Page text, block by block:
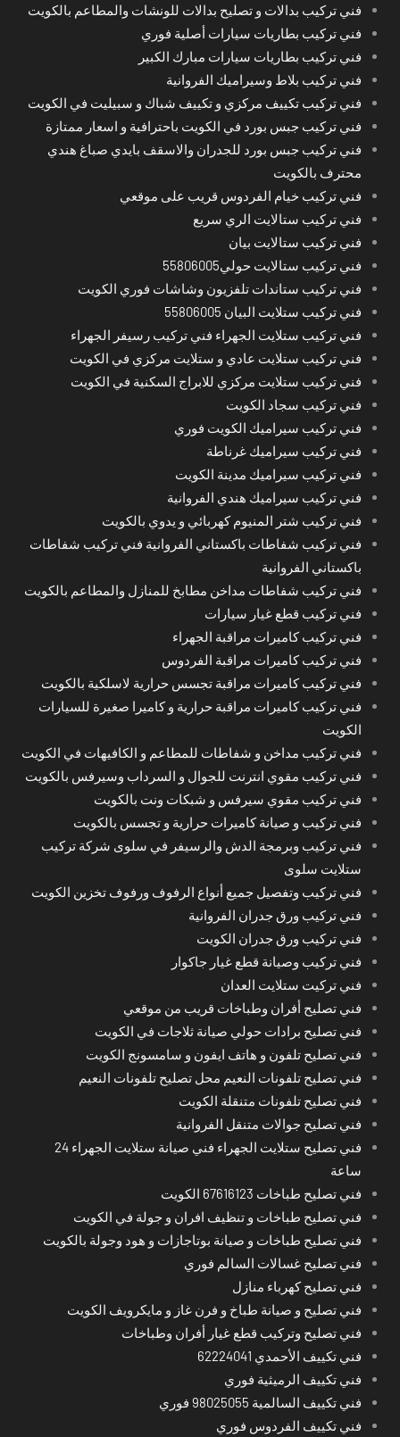
فني تركيب بدالات و تصليح بدالات للونشات والمطاعم بالكويت
فني تركيب بطاريات سيارات أصلية فوري
فني تركيب بطاريات سيارات مبارك الكبير
فني تركيب بلاط وسيراميك الفروانية
فني تركيب تكييف مركزي و تكييف شباك و سبيليت في الكويت
فني تركيب جبس بورد في الكويت باحترافية و اسعار ممتازة
فني تركيب جبس بورد للجدران والاسقف بايدي صباغ هندي
محترف بالكويت
فني تركيب خيام الفردوس قريب على موقعي
فني تركيب ستالايت الري سريع
فني تركيب ستالايت بيان
فني تركيب ستالايت حولي55806005
فني تركيب ستاندات تلفزيون وشاشات فوري الكويت
فني تركيب ستلايت البيان 55806005
فني تركيب ستلايت الجهراء فني تركيب رسيفر الجهراء
فني تركيب ستلايت عادي و ستلايت مركزي في الكويت
فني تركيب ستلايت مركزي للابراج السكنية في الكويت
فني تركيب سجاد الكويت
فني تركيب سيراميك الكويت فوري
فني تركيب سيراميك غرناطة
فني تركيب سيراميك مدينة الكويت
فني تركيب سيراميك هندي الفروانية
فني تركيب شتر المنيوم كهربائي و يدوي بالكويت
فني تركيب شفاطات باكستاني الفروانية فني تركيب شفاطات
باكستاني الفروانية
فني تركيب شفاطات مداخن مطابخ للمنازل والمطاعم بالكويت
فني تركيب قطع غيار سيارات
فني تركيب كاميرات مراقبة الجهراء
فني تركيب كاميرات مراقبة الفردوس
فني تركيب كاميرات مراقبة تجسس حرارية لاسلكية بالكويت
فني تركيب كاميرات مراقبة حرارية و كاميرا صغيرة للسيارات
الكويت
فني تركيب مداخن و شفاطات للمطاعم و الكافيهات في الكويت
فني تركيب مقوي انترنت للجوال و السرداب وسيرفس بالكويت
فني تركيب مقوي سيرفس و شبكات ونت بالكويت
فني تركيب و صيانة كاميرات حرارية و تجسس بالكويت
فني تركيب وبرمجة الدش والرسيفر في سلوى شركة تركيب
ستلايت سلوى
فني تركيب وتفصيل جميع أنواع الرفوف ورفوف تخزين الكويت
فني تركيب ورق جدران الفروانية
فني تركيب ورق جدران الكويت
فني تركيب وصيانة قطع غيار جاكوار
فني تركيت ستلايت العدان
فني تصليح أفران وطباخات قريب من موقعي
فني تصليح برادات حولي صيانة ثلاجات في الكويت
فني تصليح تلفون و هاتف ايفون و سامسونج الكويت
فني تصليح تلفونات النعيم محل تصليح تلفونات النعيم
فني تصليح تلفونات متنقلة الكويت
فني تصليح جوالات متنقل الفروانية
فني تصليح ستلايت الجهراء فني صيانة ستلايت الجهراء 24
ساعة
فني تصليح طباخات 67616123 الكويت
فني تصليح طباخات و تنظيف افران و جولة في الكويت
فني تصليح طباخات و صيانة بوتاجازات و هود وجولة بالكويت
فني تصليح غسالات السالم فوري
فني تصليح كهرباء منازل
فني تصليح و صيانة طباخ و فرن غاز و مايكرويف الكويت
فني تصليح وتركيب قطع غيار أفران وطباخات
فني تكييف الأحمدي 62224041
فني تكييف الرميثية فوري
فني تكييف السالمية 98025055 فوري
فني تكييف الفردوس فوري